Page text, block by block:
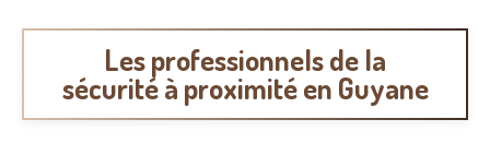
Les professionnels de la
sécurité à proximité en Guyane